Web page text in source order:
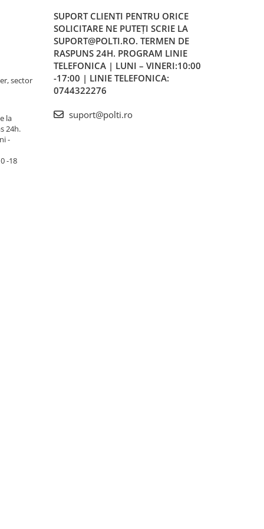
sector
la
24h.
-
-18
SUPORT CLIENTI PENTRU ORICE
SOLICITARE NE PUTEȚI SCRIE LA
SUPORT@POLTI.RO. TERMEN DE
RASPUNS 24H. PROGRAM LINIE
TELEFONICA | LUNI – VINERI:10:00
-17:00 | LINIE TELEFONICA:
0744322276
suport@polti.ro